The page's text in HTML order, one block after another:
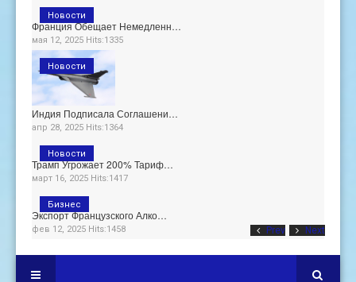
Prev Next
Франция Обещает Немедленн…
мая 12, 2025 Hits:1335
Новости
Индия Подписала Соглашени…
апр 28, 2025 Hits:1364
Новости
Трамп Угрожает 200% Тариф…
март 16, 2025 Hits:1417
Новости
Экспорт Французского Алко…
фев 12, 2025 Hits:1458
Бизнес